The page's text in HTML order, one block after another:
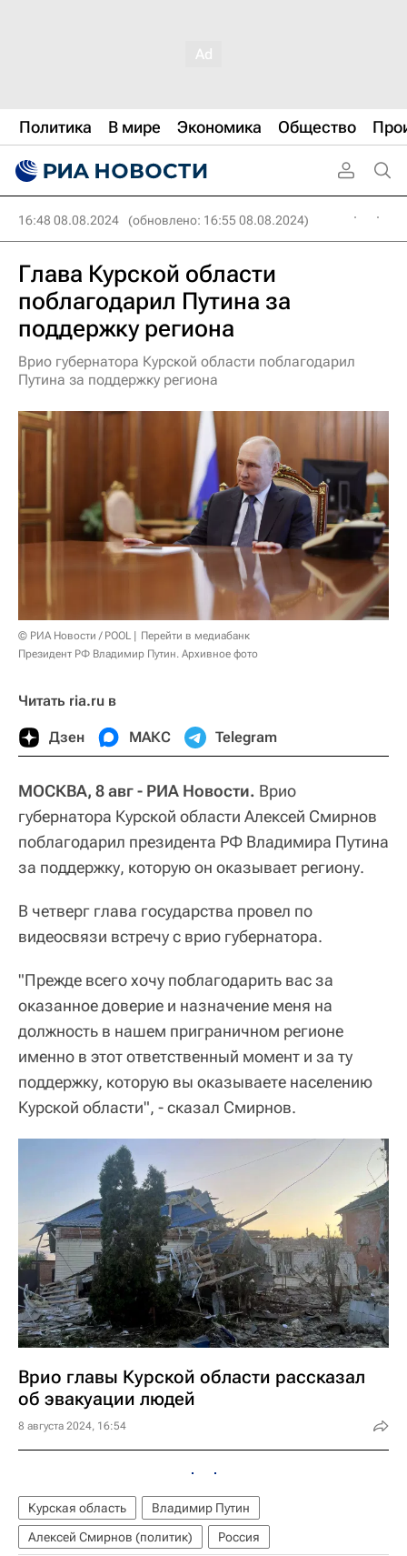
Политика В мире Экономика Общество
16:48 08.08.2024 (обновлено: 16:55 08.08.2024)
Глава Курской области
поблагодарил Путина за
поддержку региона
Врио губернатора Курской области поблагодарил
Путина за поддержку региона
© РИА Новости / POOL
Перейти в медиабанк
Президент РФ Владимир Путин. Архивное фото
Читать ria.ru в
Дзен МАКС Telegram
МОСКВА, 8 авг - РИА Новости. Врио
губернатора Курской области Алексей Смирнов
поблагодарил президента РФ Владимира Путина
за поддержку, которую он оказывает региону.
В четверг глава государства провел по
видеосвязи встречу с врио губернатора.
"Прежде всего хочу поблагодарить вас за
оказанное доверие и назначение меня на
должность в нашем приграничном регионе
именно в этот ответственный момент и за ту
поддержку, которую вы оказываете населению
Курской области", - сказал Смирнов.
Врио главы Курской области рассказал
об эвакуации людей
8 августа 2024, 16:54
Курская область
Владимир Путин
Алексей Смирнов (политик)
Россия